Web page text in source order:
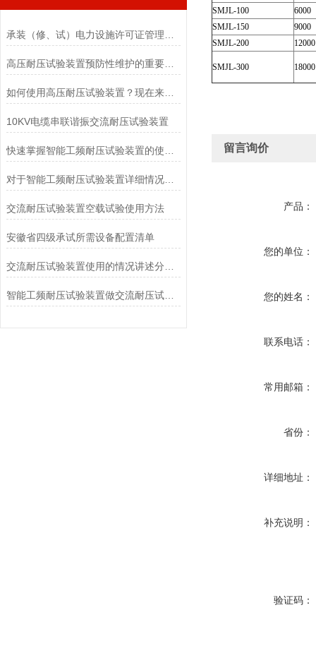
高压耐压试验装置预防性维护的重要性与实施
如何使用高压耐压试验装置？现在来教你！
10KV电缆串联谐振交流耐压试验装置
对于智能工频耐压试验装置详细情况说明概述
交流耐压试验装置空载试验使用方法
安徽省四级承试所需设备配置清单
智能工频耐压试验装置做交流耐压试验时应留意的几点要求
SMJL-100
6000
SMJL-150
9000
SMJL-200
12000
SMJL-300 18000
留言询价
产品：
您的单位：
您的姓名：
联系电话：
常用邮箱：
省份：
详细地址：
补充说明：
验证码：